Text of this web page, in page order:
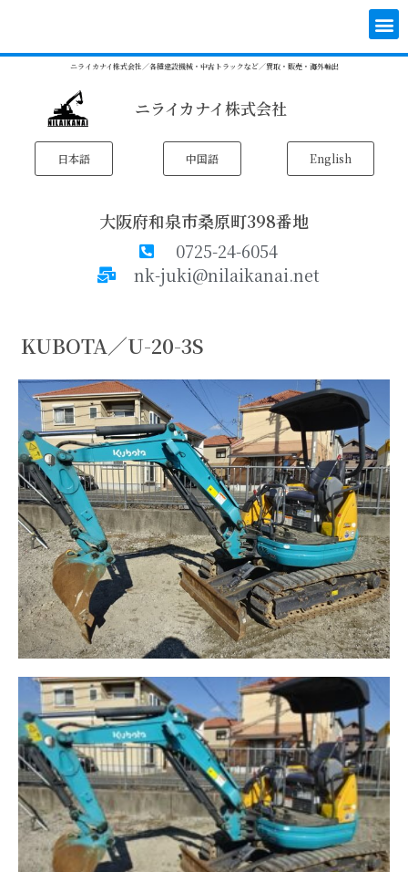
メ
ニ
ュ
ニライカナイ株式会社／各種建設機械・中古トラックなど／買取・販売・海外輸出
ニライカナイ株式会社
日本語 中国語 English
大阪府和泉市桑原町398番地
0725-24-6054
nk-juki@nilaikanai.net
KUBOTA／U-20-3S